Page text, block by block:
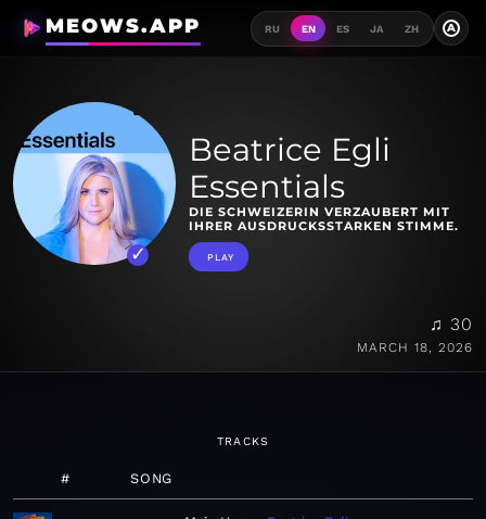
MEOWS.APP RU EN ES JA ZH A
Beatrice Egli
Essentials
DIE SCHWEIZERIN VERZAUBERT MIT
IHRER AUSDRUCKSSTARKEN STIMME.
PLAY
♫ 30
MARCH 18, 2026
TRACKS
# SONG